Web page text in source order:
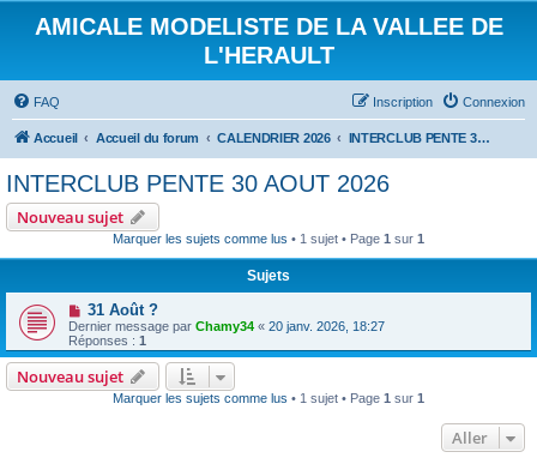
AMICALE MODELISTE DE LA VALLEE DE
L'HERAULT
FAQ Connexion
Inscription
Accueil Accueil du forum CALENDRIER 2026 INTERCLUB PENTE 30 AOUT 2026
INTERCLUB PENTE 30 AOUT 2026
Nouveau sujet
Marquer les sujets comme lus • 1 sujet • Page 1 sur 1
Sujets
31 Août ?
Dernier message par Chamy34 « 20 janv. 2026, 18:27
Réponses : 1
Nouveau sujet
Marquer les sujets comme lus • 1 sujet • Page 1 sur 1
Aller